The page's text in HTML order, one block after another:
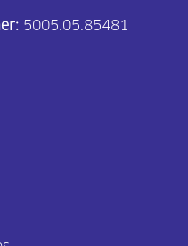
5005.05.85481